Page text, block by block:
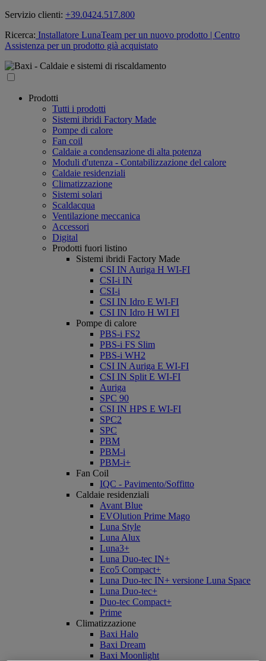
Servizio clienti: +39.0424.517.800
Ricerca: Installatore LunaTeam per un nuovo prodotto | Centro
Assistenza per un prodotto già acquistato
Prodotti
Tutti i prodotti
Sistemi ibridi Factory Made
Pompe di calore
Fan coil
Caldaie a condensazione di alta potenza
Moduli d'utenza - Contabilizzazione del calore
Caldaie residenziali
Climatizzazione
Sistemi solari
Scaldacqua
Ventilazione meccanica
Accessori
Digital
Prodotti fuori listino
Sistemi ibridi Factory Made
CSI IN Auriga H WI-FI
CSI-i IN
CSI-i
CSI IN Idro E WI-FI
CSI IN Idro H WI FI
Pompe di calore
PBS-i FS2
PBS-i FS Slim
PBS-i WH2
CSI IN Auriga E WI-FI
CSI IN Split E WI-FI
Auriga
SPC 90
CSI IN HPS E WI-FI
SPC2
SPC
PBM
PBM-i
PBM-i+
Fan Coil
IQC - Pavimento/Soffitto
Caldaie residenziali
Avant Blue
EVOlution Prime Mago
Luna Style
Luna Alux
Luna3+
Luna Duo-tec IN+
Eco5 Compact+
Luna Duo-tec IN+ versione Luna Space
Luna Duo-tec+
Duo-tec Compact+
Prime
Climatizzazione
Baxi Halo
Baxi Dream
Baxi Moonlight